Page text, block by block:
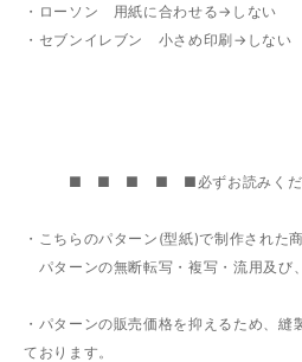
・ローソン 用紙に合わせる→しない
・セブンイレブン 小さめ印刷→しない
■ ■ ■ ■ ■必ずお読みく
・こちらのパターン(型紙)で制作された
パターンの無断転写・複写・流用及び
・パターンの販売価格を抑えるため、縫
ております。